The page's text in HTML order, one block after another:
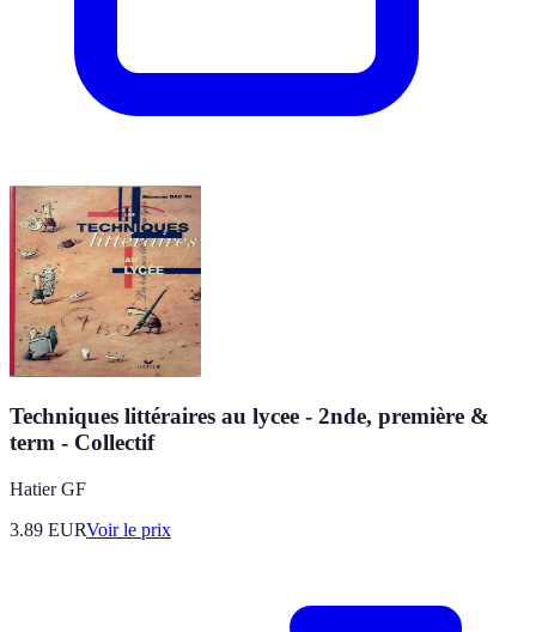
Techniques littéraires au lycee - 2nde, première &
term - Collectif
Hatier GF
3.89 EURVoir le prix